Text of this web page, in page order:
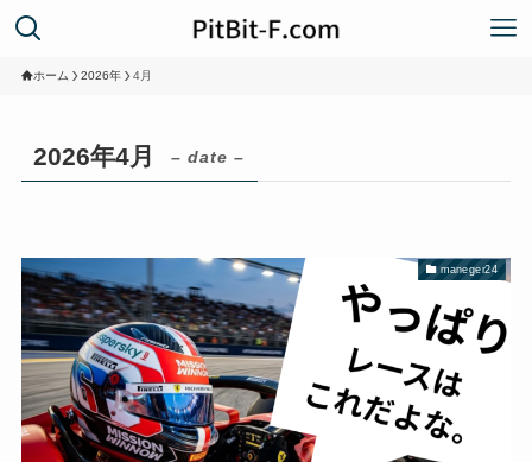
ホーム 2026年 4月
2026年4月 – date –
maneger24